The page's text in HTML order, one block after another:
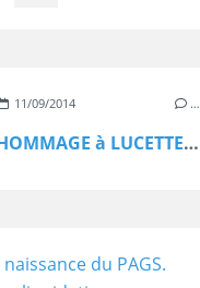
11/09/2014 …
HOMMAGE à LUCETTE HADJ ALI
du PAGS.